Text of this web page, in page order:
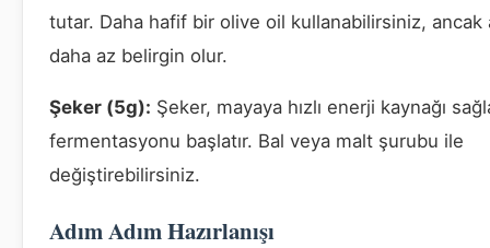
tutar. Daha hafif bir olive oil kullanabilirsiniz, ancak
daha az belirgin olur.
Şeker (5g): Şeker, mayaya hızlı enerji kaynağı
fermentasyonu başlatır. Bal veya malt şurubu ile
değiştirebilirsiniz.
Adım Adım Hazırlanışı